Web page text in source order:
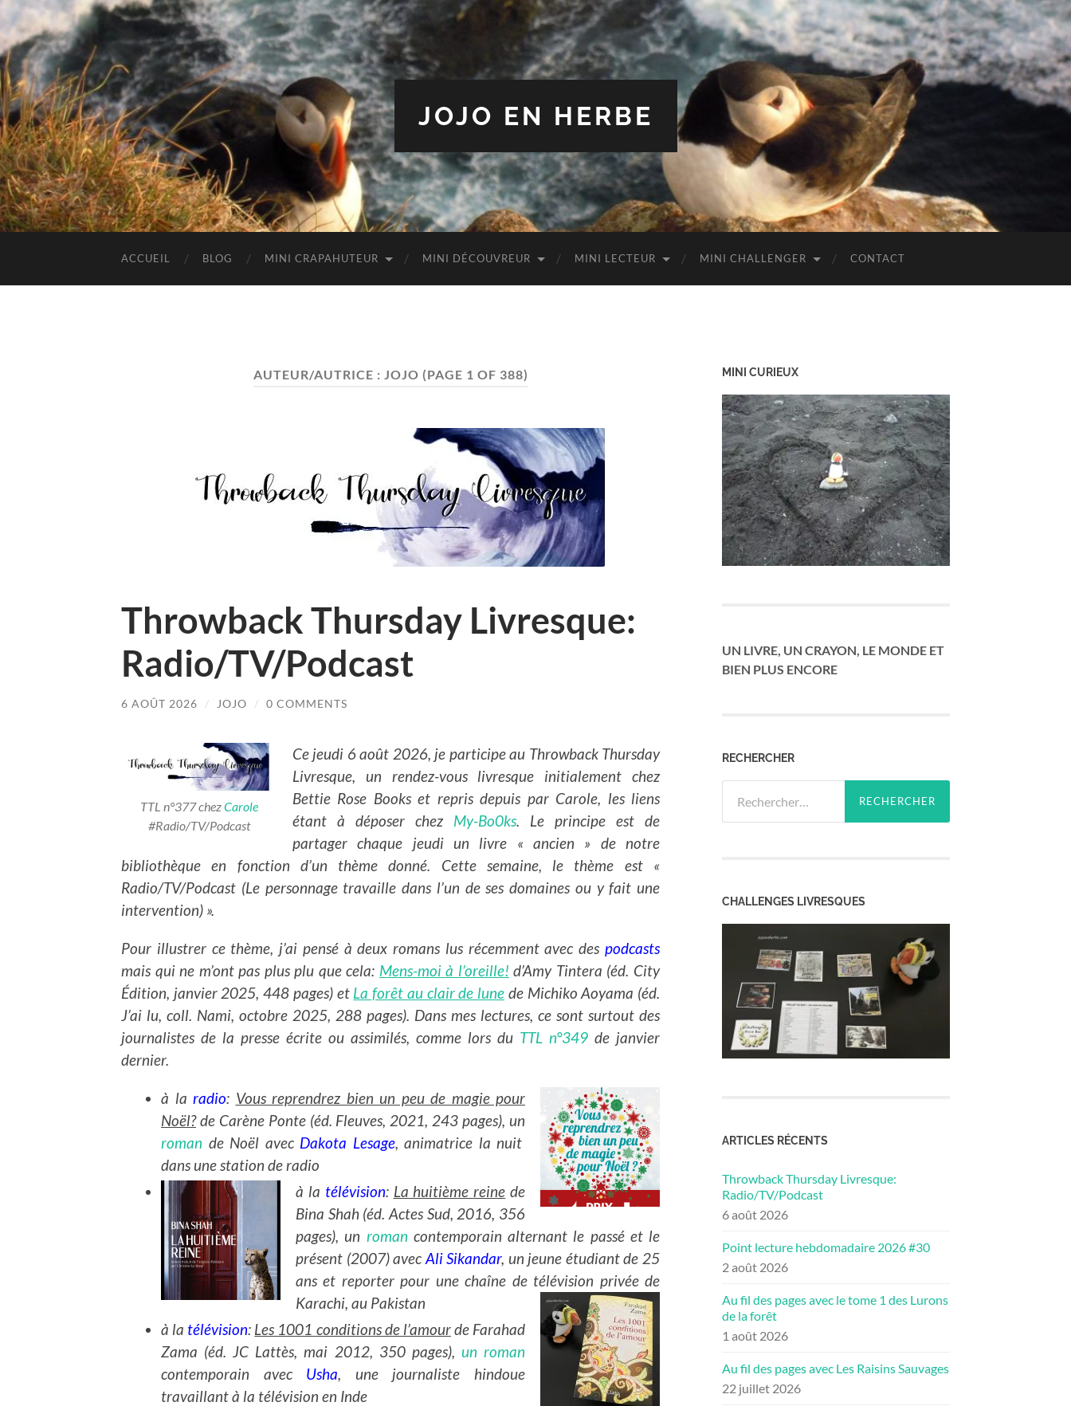
JOJO EN HERBE
ACCUEIL BLOG MINI CRAPAHUTEUR MINI DÉCOUVREUR MINI LECTEUR MINI CHALLENGER CONTACT
AUTEUR/AUTRICE : JOJO (PAGE 1 OF 388)
Throwback Thursday Livresque:
Radio/TV/Podcast
6 AOÛT 2026 / JOJO / 0 COMMENTS
TTL n°377 chezCarole
#Radio/TV/Podcast
Ce jeudi 6 août 2026, je participe au Throwback Thursday
Livresque, un rendez-vous livresque initialement chez
Bettie Rose Books et repris depuis par Carole, les liens
étant à déposer chez My-Bo0ks. Le principe est de
partager chaque jeudi un livre « ancien » de notre
bibliothèque en fonction d’un thème donné. Cette semaine, le thème est «
Radio/TV/Podcast (Le personnage travaille dans l’un de ses domaines ou y fait une
intervention) ».
Pour illustrer ce thème, j’ai pensé à deux romans lus récemment avec des podcasts
mais qui ne m’ont pas plus plu que cela: Mens-moi à l’oreille! d’Amy Tintera (éd. City
Édition, janvier 2025, 448 pages) et La forêt au clair de lune de Michiko Aoyama (éd.
J’ai lu, coll. Nami, octobre 2025, 288 pages). Dans mes lectures, ce sont surtout des
journalistes de la presse écrite ou assimilés, comme lors du TTL n°349 de janvier
dernier.
à la radio: Vous reprendrez bien un peu de magie pour
Noël?de Carène Ponte (éd. Fleuves, 2021, 243 pages), un
roman de Noël avec Dakota Lesage, animatrice la nuit
dans une station de radio
à la télévision: La huitième reine de
Bina Shah (éd. Actes Sud, 2016, 356
pages), un roman contemporain alternant le passé et le
présent (2007) avec Ali Sikandar, un jeune étudiant de 25
ans et reporter pour une chaîne de télévision privée de
Karachi, au Pakistan
à la télévision: Les 1001 conditions de l’amourde Farahad
Zama (éd. JC Lattès, mai 2012, 350 pages), un roman
contemporain avec Usha, une journaliste hindoue
travaillant à la télévision en Inde
MINI CURIEUX
UN LIVRE, UN CRAYON, LE MONDE ET
BIEN PLUS ENCORE
RECHERCHER
CHALLENGES LIVRESQUES
ARTICLES RÉCENTS
Throwback Thursday Livresque:
Radio/TV/Podcast
6 août 2026
Point lecture hebdomadaire 2026 #30
2 août 2026
Au fil des pages avec le tome 1 des Lurons
de la forêt
1 août 2026
Au fil des pages avec Les Raisins Sauvages
22 juillet 2026